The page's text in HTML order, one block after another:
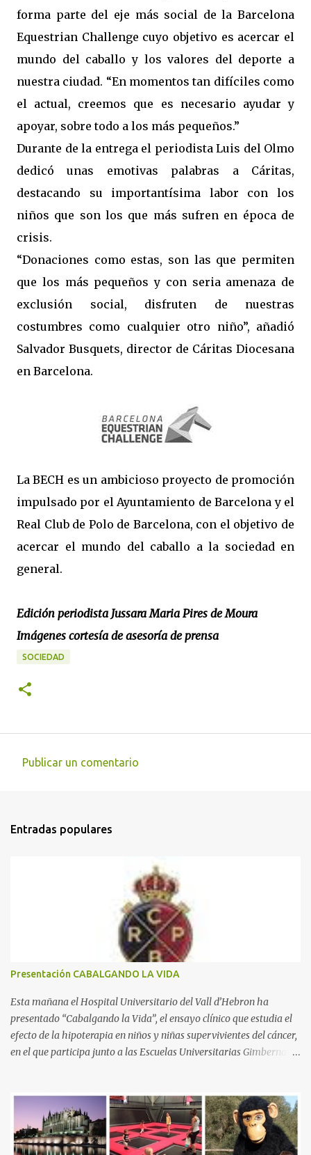
forma parte del eje más social de la Barcelona
Equestrian Challenge cuyo objetivo es acercar el
mundo del caballo y los valores del deporte a
nuestra ciudad. “En momentos tan difíciles como
el actual, creemos que es necesario ayudar y
apoyar, sobre todo a los más pequeños.”
Durante de la entrega el periodista Luis del Olmo
dedicó unas emotivas palabras a Cáritas,
destacando su importantísima labor con los
niños que son los que más sufren en época de
crisis.
“Donaciones como estas, son las que permiten
que los más pequeños y con seria amenaza de
exclusión social, disfruten de nuestras
costumbres como cualquier otro niño”, añadió
Salvador Busquets, director de Cáritas Diocesana
en Barcelona.
La BECH es un ambicioso proyecto de promoción
impulsado por el Ayuntamiento de Barcelona y el
Real Club de Polo de Barcelona, con el objetivo de
acercar el mundo del caballo a la sociedad en
general.
Edición periodista Jussara Maria Pires de Moura
Imágenes cortesía de asesoría de prensa
SOCIEDAD
e
s
Publicar un comentario
Entradas populares
Presentación CABALGANDO LA VIDA
Esta mañana el Hospital Universitario del Vall d’Hebron ha
presentado “Cabalgando la Vida”, el ensayo clínico que estudia el
efecto de la hipoterapia en niños y niñas supervivientes del cáncer,
en el que participa junto a las Escuelas Universitarias Gimbernat,
presencia de Emilio Zegrí, presidente de la Fundación RCPB; la Dra.
Anna Llort, adjunta del Servicio de Oncología Pediátrica del
Hospital Vall d’Hebron e investigadora del grupo de Investigación
Traslacional en Cáncer en la Infancia y la Adolescencia del Vall